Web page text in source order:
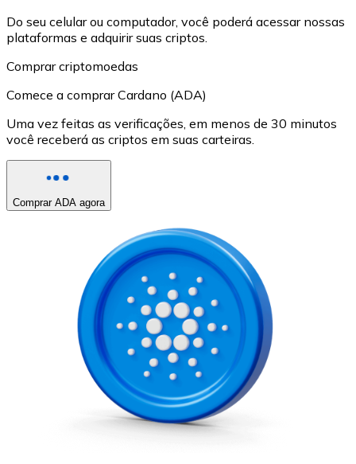
Do seu celular ou computador, você poderá acessar nossas
plataformas e adquirir suas criptos.
Comprar criptomoedas
Comece a comprar Cardano (ADA)
Uma vez feitas as verificações, em menos de 30 minutos
você receberá as criptos em suas carteiras.
Comprar ADA agora